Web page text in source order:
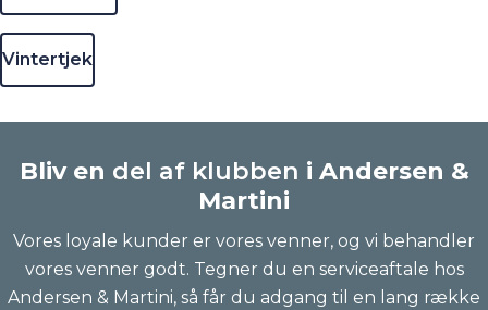
Vintertjek
Bliv en del af klubben i Andersen &
Martini
Vores loyale kunder er vores venner, og vi behandler
vores venner godt. Tegner du en serviceaftale hos
Andersen & Martini, så får du adgang til en lang række